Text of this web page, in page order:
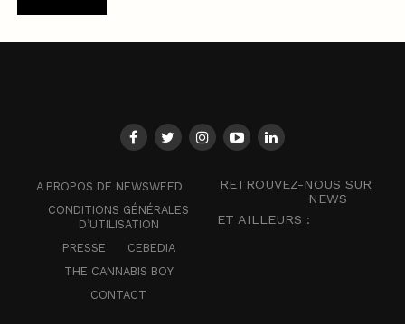
A PROPOS DE NEWSWEED
CONDITIONS GÉNÉRALES
D’UTILISATION
PRESSE
CEBEDIA
THE CANNABIS BOY
CONTACT
RETROUVEZ-NOUS SUR
NEWS
ET AILLEURS :